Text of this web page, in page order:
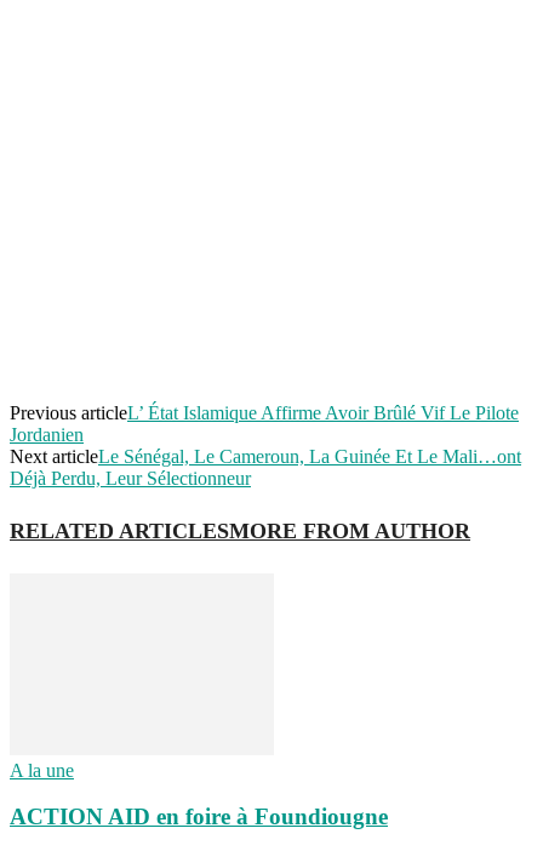
Previous articleL’ État Islamique Affirme Avoir Brûlé Vif Le Pilote
Jordanien
Next articleLe Sénégal, Le Cameroun, La Guinée Et Le Mali…ont
Déjà Perdu, Leur Sélectionneur
RELATED ARTICLESMORE FROM AUTHOR
A la une
ACTION AID en foire à Foundiougne